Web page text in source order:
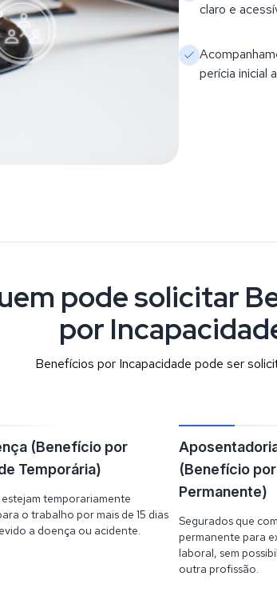
claro e
perícia inicial
pode solicitar
por
Benefícios por Incapacidade pode ser
(Benefício por
Temporária)
temporariamente
o trabalho por mais de 15 dias
a doença ou acidente.
(Benefício
Permanente)
Segurados que
permanente para
laboral, sem
outra profissão.